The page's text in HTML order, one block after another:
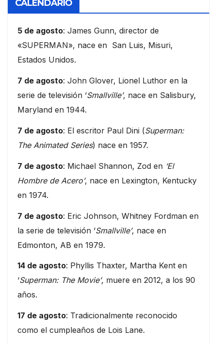
CALENDARIO
5 de agosto: James Gunn, director de
«SUPERMAN», nace en San Luis, Misuri,
Estados Unidos.
7 de agosto: John Glover, Lionel Luthor en la
serie de televisión ‘Smallville’, nace en Salisbury,
Maryland en 1944.
7 de agosto: El escritor Paul Dini (Superman:
The Animated Series) nace en 1957.
7 de agosto: Michael Shannon, Zod en ‘El
Hombre de Acero’, nace en Lexington, Kentucky
en 1974.
7 de agosto: Eric Johnson, Whitney Fordman en
la serie de televisión ‘Smallville’, nace en
Edmonton, AB en 1979.
14 de agosto: Phyllis Thaxter, Martha Kent en
‘Superman: The Movie’, muere en 2012, a los 90
años.
17 de agosto: Tradicionalmente reconocido
como el cumpleaños de Lois Lane.